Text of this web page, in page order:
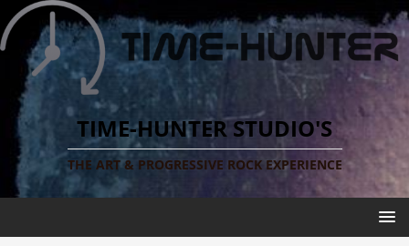
TIME-HUNTER STUDIO'S
THE ART & PROGRESSIVE ROCK EXPERIENCE